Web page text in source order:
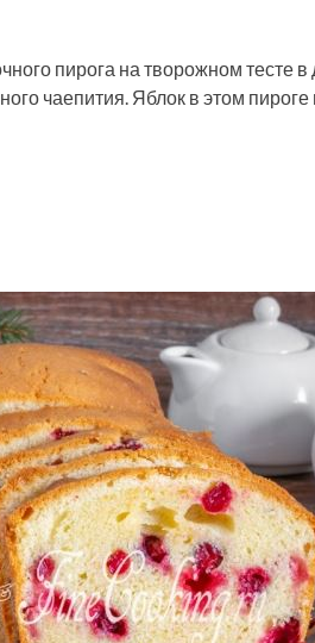
пирога на творожном тесте
чаепития. Яблок в этом пироге